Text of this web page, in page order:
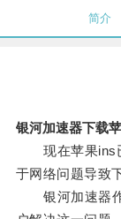
简介
银河加速器下载
现在苹果ins已
于网络问题导致
银河加速器作